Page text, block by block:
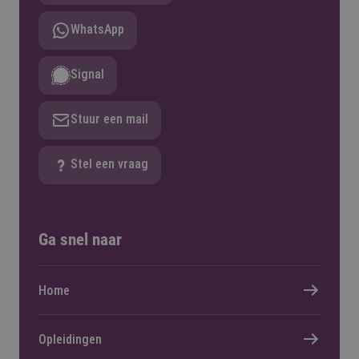
WhatsApp
Signal
Stuur een mail
Stel een vraag
Ga snel naar
Home
Opleidingen